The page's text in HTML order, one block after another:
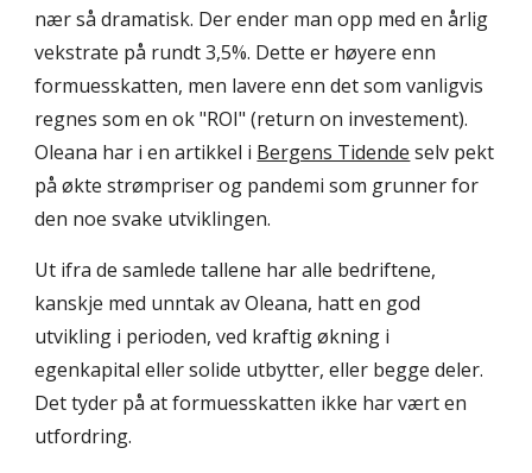
nær så dramatisk. Der ender man opp med en årlig
vekstrate på rundt 3,5%. Dette er høyere enn
formuesskatten, men lavere enn det som vanligvis
regnes som en ok "ROI" (return on investement).
Oleana har i en artikkel i Bergens Tidende selv pekt
på økte strømpriser og pandemi som grunner for
den noe svake utviklingen.
Ut ifra de samlede tallene har alle bedriftene,
kanskje med unntak av Oleana, hatt en god
utvikling i perioden, ved kraftig økning i
egenkapital eller solide utbytter, eller begge deler.
Det tyder på at formuesskatten ikke har vært en
utfordring.